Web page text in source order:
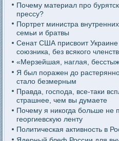
Почему материал про
прессу?
Портрет министра
семьи и братвы
Сенат США присвоит Украине
союзника, без всякого
«Мерзейшая, наглая,
Я был поражен до
стало безмерным
Правда, господа, все-таки
страшнее, чем вы думаете
Почему я никогда больше не
георгиевскую ленту
Политическая активность в